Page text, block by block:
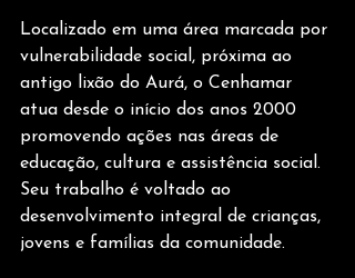
Localizado em uma área marcada por
vulnerabilidade social, próxima ao
antigo lixão do Aurá, o Cenhamar
atua desde o início dos anos 2000
promovendo ações nas áreas de
educação, cultura e assistência social.
Seu trabalho é voltado ao
desenvolvimento integral de crianças,
jovens e famílias da comunidade.